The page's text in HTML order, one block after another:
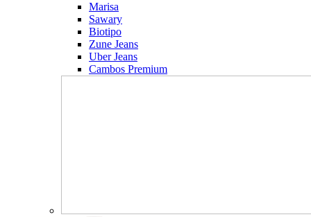
Marisa
Sawary
Biotipo
Zune Jeans
Uber Jeans
Cambos Premium